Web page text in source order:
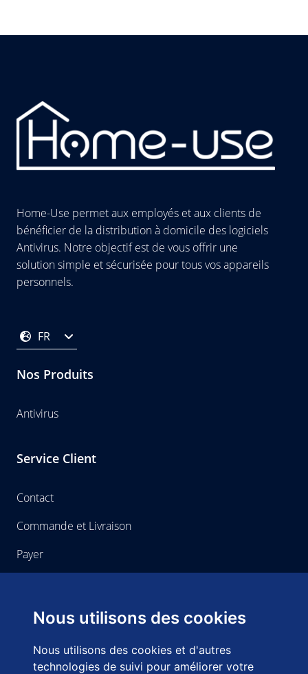
Nous utilisons des cookies
Nous utilisons des cookies et d'autres
technologies de suivi pour améliorer votre
Home-Use permet aux employés et aux clients de
bénéficier de la distribution à domicile des logiciels
Antivirus. Notre objectif est de vous offrir une
solution simple et sécurisée pour tous vos appareils
personnels.
FR
Nos Produits
Antivirus
Service Client
Contact
Commande et Livraison
Payer
Droit de Retractation